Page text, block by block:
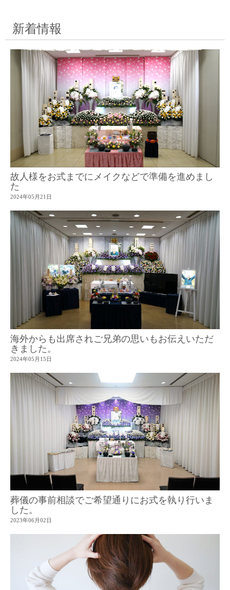
新着情報
故人様をお式までにメイクなどで準備を進めまし
た
2024年05月21日
海外からも出席されご兄弟の思いもお伝えいただ
きました。
2024年05月15日
葬儀の事前相談でご希望通りにお式を執り行いま
した。
2023年06月02日